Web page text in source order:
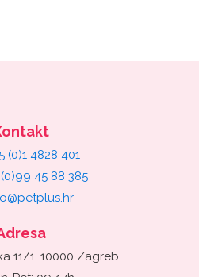
(0)1 4828 401
(0)99 45 88 385
11/1, 10000 Zagreb